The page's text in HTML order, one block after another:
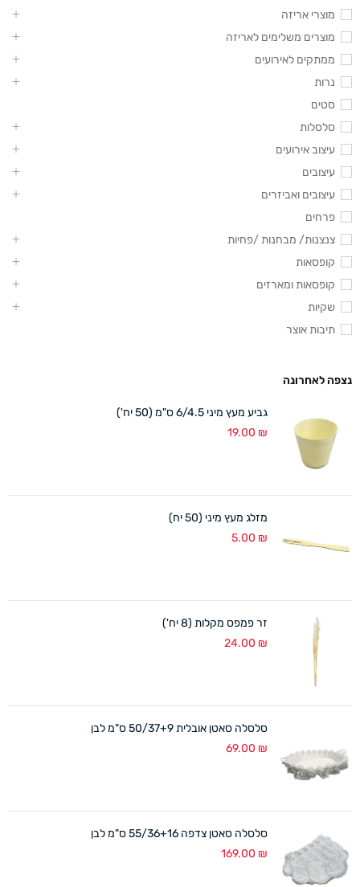
מוצרי אריזה
מוצרים משלימים לאריזה
ממתקים לאירועים
נרות
סטים
סלסלות
עיצוב אירועים
עיצובים
עיצובים ואביזרים
פרחים
צנצנות/ מבחנות /פחיות
קופסאות
קופסאות ומארזים
שקיות
תיבות אוצר
נצפה לאחרונה
גביע מעץ מיני 6/4.5 ס"מ (50 יח')
19.00 ₪
מזלג מעץ מיני (50 יח)
5.00 ₪
זר פמפס מקלות (8 יח')
24.00 ₪
סלסלה סאטן אובלית 50/37+9 ס"מ לבן
69.00 ₪
סלסלה סאטן צדפה 55/36+16 ס"מ לבן
169.00 ₪